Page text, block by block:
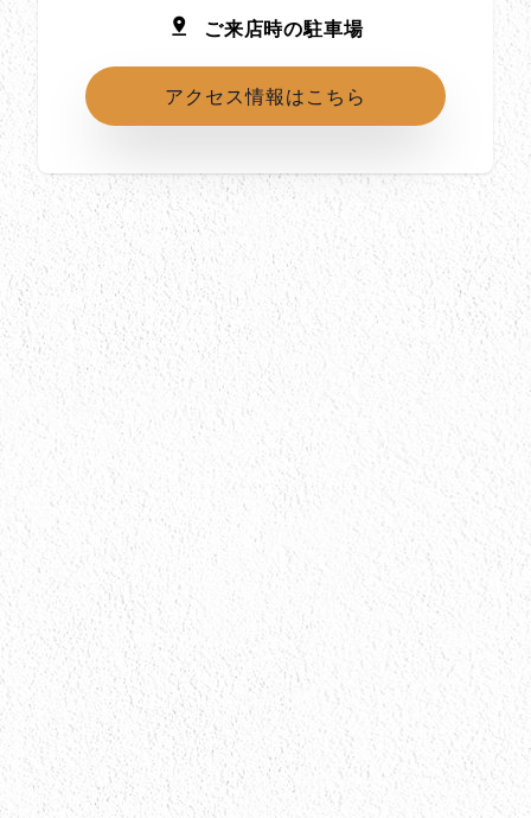
ご来店時の駐車場
アクセス情報はこちら
所在地